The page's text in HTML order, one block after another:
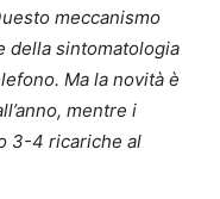
meccanismo
della sintomatologia
Ma la novità è
mentre i
3-4 ricariche al